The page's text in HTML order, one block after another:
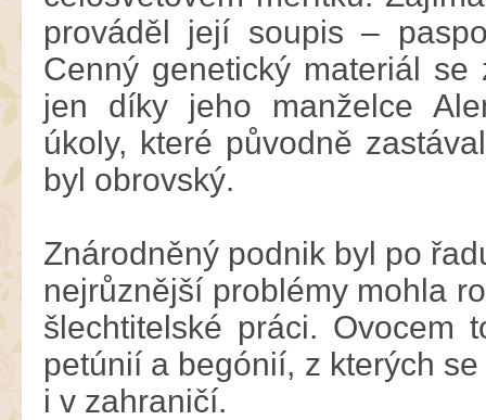
prováděl její soupis –
Cenný genetický materiál
jen díky jeho manželce
úkoly, které původně
byl obrovský.
Znárodněný podnik byl po
nejrůznější problémy mohla
šlechtitelské práci. Ovocem
petúnií a begónií, z kterých
i v zahraničí.